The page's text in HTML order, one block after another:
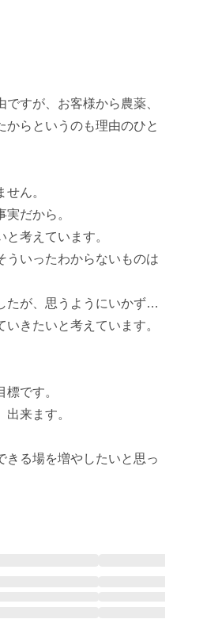
すが、お客様から農薬、
らというのも理由のひと
ん。
だから。
考えています。
ういったわからないものは
たが、思うようにいかず…
きたいと考えています。
です。
来ます。
きる場を増やしたいと思っ